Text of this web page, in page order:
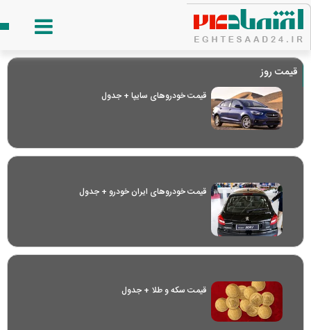
قیمت روز
قیمت خودرو‌های سایپا + جدول
قیمت خودرو‌های ایران خودرو + جدول
قیمت سکه و طلا + جدول